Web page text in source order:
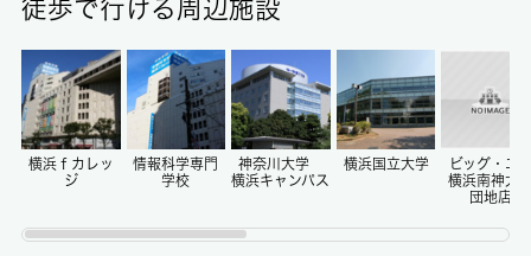
償却/敷引
-/-
徒歩で行ける周辺施設
横浜ｆカレッ
ジ
情報科学専門
学校
神奈川大学
横浜キャンパス
横浜国立大学
ビッグ・エ
横浜南神大
団地店